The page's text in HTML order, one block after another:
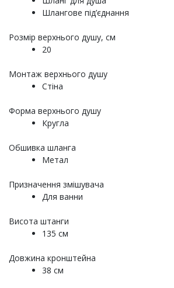
Шлангове під’єднання
Розмір верхнього душу, см
20
Монтаж верхнього душу
Стіна
Форма верхнього душу
Кругла
Обшивка шланга
Метал
Призначення змішувача
Для ванни
Висота штанги
135 см
Довжина кронштейна
38 см